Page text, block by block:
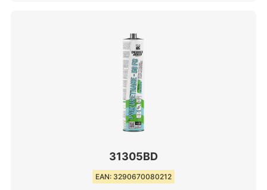
31305BD
EAN: 3290670080212